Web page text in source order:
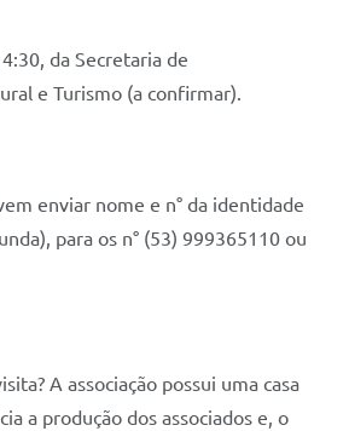
da Secretaria de
e Turismo (a confirmar).
enviar nome e n° da identidade
para os n° (53) 999365110 ou
A associação possui uma casa
a produção dos associados e, o